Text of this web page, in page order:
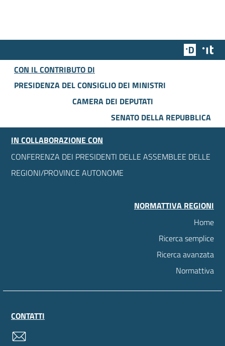
Team
CON IL CONTRIBUTO DI
PRESIDENZA DEL CONSIGLIO DEI MINISTRI
CAMERA DEI DEPUTATI
SENATO DELLA REPUBBLICA
IN COLLABORAZIONE CON
CONFERENZA DEI PRESIDENTI DELLE ASSEMBLEE DELLE
REGIONI/PROVINCE AUTONOME
NORMATTIVA REGIONI
Home
Ricerca semplice
Ricerca avanzata
Normattiva
CONTATTI